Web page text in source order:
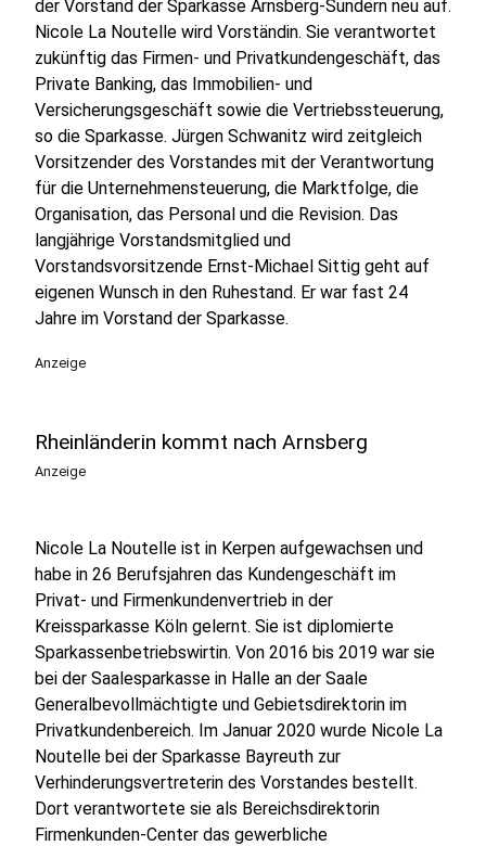
der Vorstand der Sparkasse Arnsberg-Sundern neu auf.
Nicole La Noutelle wird Vorständin. Sie verantwortet
zukünftig das Firmen- und Privatkundengeschäft, das
Private Banking, das Immobilien- und
Versicherungsgeschäft sowie die Vertriebssteuerung,
so die Sparkasse. Jürgen Schwanitz wird zeitgleich
Vorsitzender des Vorstandes mit der Verantwortung
für die Unternehmensteuerung, die Marktfolge, die
Organisation, das Personal und die Revision. Das
langjährige Vorstandsmitglied und
Vorstandsvorsitzende Ernst-Michael Sittig geht auf
eigenen Wunsch in den Ruhestand. Er war fast 24
Jahre im Vorstand der Sparkasse.
Anzeige
Rheinländerin kommt nach Arnsberg
Anzeige
Nicole La Noutelle ist in Kerpen aufgewachsen und
habe in 26 Berufsjahren das Kundengeschäft im
Privat- und Firmenkundenvertrieb in der
Kreissparkasse Köln gelernt. Sie ist diplomierte
Sparkassenbetriebswirtin. Von 2016 bis 2019 war sie
bei der Saalesparkasse in Halle an der Saale
Generalbevollmächtigte und Gebietsdirektorin im
Privatkundenbereich. Im Januar 2020 wurde Nicole La
Noutelle bei der Sparkasse Bayreuth zur
Verhinderungsvertreterin des Vorstandes bestellt.
Dort verantwortete sie als Bereichsdirektorin
Firmenkunden-Center das gewerbliche